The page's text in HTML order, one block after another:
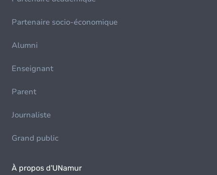
Partenaire socio-économique
Alumni
Enseignant
Parent
Journaliste
Grand public
À propos d'UNamur